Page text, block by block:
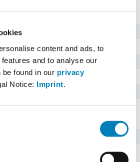
content and ads, to
and to analyse our
found in our privacy
Notice: Imprint.
9 kcal
0 g g
2 g g
0,2 g g